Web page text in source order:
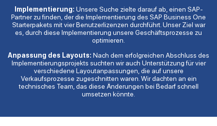
Implementierung: Unsere Suche zielte darauf ab, einen SAP-
Partner zu finden, der die Implementierung des SAP Business One
Starterpakets mit vier Benutzerlizenzen durchführt. Unser Ziel war
es, durch diese Implementierung unsere Geschäftsprozesse zu
optimieren.
Anpassung des Layouts: Nach dem erfolgreichen Abschluss des
Implementierungsprojekts suchten wir auch Unterstützung für vier
verschiedene Layoutanpassungen, die auf unsere
Verkaufsprozesse zugeschnitten waren. Wir dachten an ein
technisches Team, das diese Änderungen bei Bedarf schnell
umsetzen könnte.